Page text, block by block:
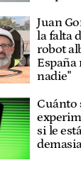
Juan
la falta
robot
España
nadie"
Cuánto
si le